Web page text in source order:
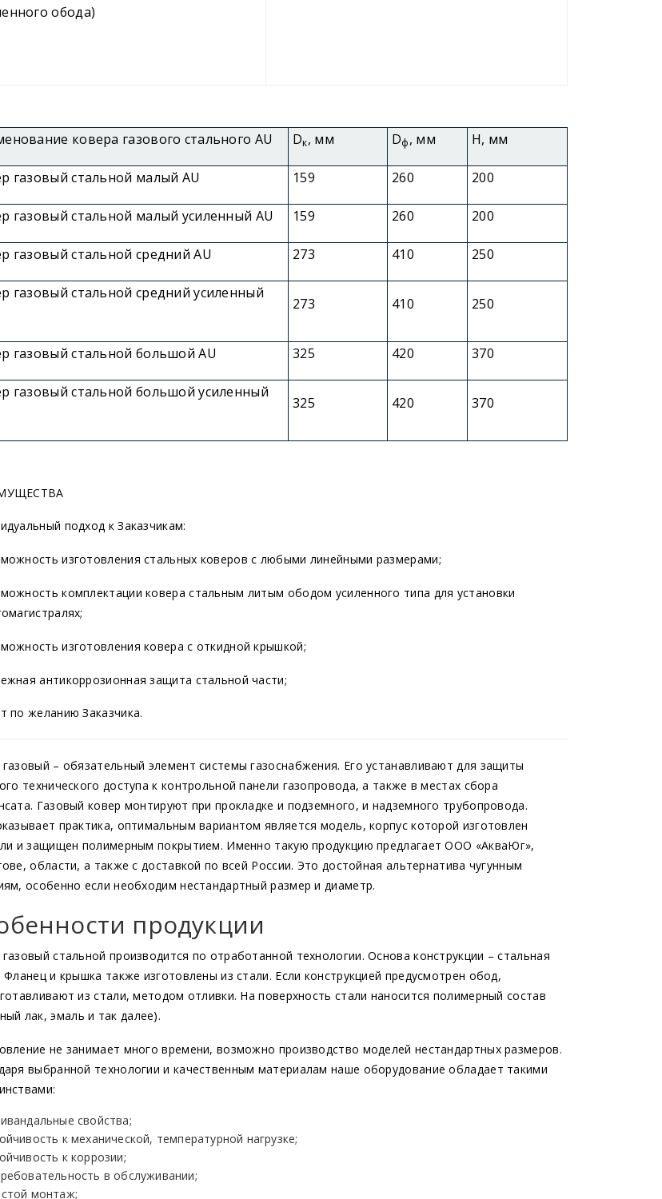
обода)
ковера газового стального AU Dк, мм Dф, мм H, мм
газовый стальной малый AU 159 260 200
газовый стальной малый усиленный AU 159 260 200
газовый стальной средний AU 273 410 250
газовый стальной средний усиленный
273 410 250
газовый стальной большой AU 325 420 370
газовый стальной большой усиленный
325 420 370
подход к Заказчикам:
изготовления стальных коверов с любыми линейными размерами;
комплектации ковера стальным литым ободом усиленного типа для установки
изготовления ковера с откидной крышкой;
антикоррозионная защита стальной части;
по желанию Заказчика.
– обязательный элемент системы газоснабжения. Его устанавливают для защиты
технического доступа к контрольной панели газопровода, а также в местах сбора
Газовый ковер монтируют при прокладке и подземного, и надземного трубопровода.
практика, оптимальным вариантом является модель, корпус которой изготовлен
и защищен полимерным покрытием. Именно такую продукцию предлагает ООО «АкваЮг»,
области, а также с доставкой по всей России. Это достойная альтернатива чугунным
особенно если необходим нестандартный размер и диаметр.
продукции
стальной производится по отработанной технологии. Основа конструкции – стальная
Фланец и крышка также изготовлены из стали. Если конструкцией предусмотрен обод,
из стали, методом отливки. На поверхность стали наносится полимерный состав
лак, эмаль и так далее).
не занимает много времени, возможно производство моделей нестандартных размеров.
выбранной технологии и качественным материалам наше оборудование обладает такими
свойства;
к механической, температурной нагрузке;
к коррозии;
в обслуживании;
монтаж;